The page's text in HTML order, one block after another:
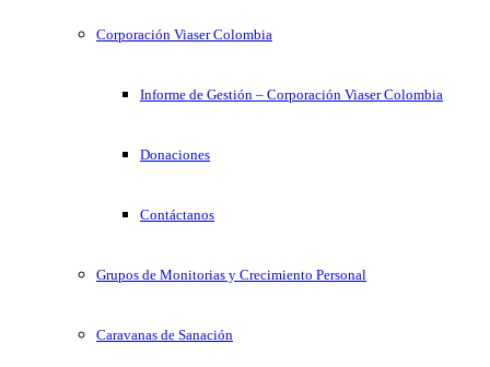
Corporación Viaser Colombia
Informe de Gestión – Corporación Viaser Colombia
Donaciones
Contáctanos
Grupos de Monitorias y Crecimiento Personal
Caravanas de Sanación